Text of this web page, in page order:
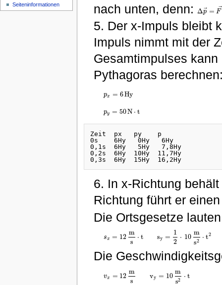
nach unten, denn: Δp = F
Δp→= F
5. Der x-Impuls bleibt
Impuls nimmt mit der
Gesamtimpulses
Pythagoras
px = 6Hy
p x= 6Hy
py = 50N ⋅ t
py=50N⋅t
Zeit  px   py    p
0s    6Hy   0Hy   6Hy
0,1s  6Hy   5Hy   7,8Hy
0,2s  6Hy  10Hy  11,7Hy
6. In x-Richtung
Richtung führt er
Die Ortsgesetze
sx = 12
m
s
⋅ t sy =
1
2
⋅ 10
m
s2 ⋅ t2
s x=12 m =1 2⋅10m s2 ⋅t2
Die
vx = 12
m
s
vy = 10
m
s2 ⋅ t
vx =12 y=10 ms 2⋅t
Seiteninformationen